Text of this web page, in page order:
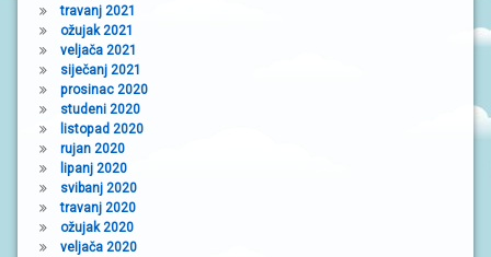
travanj 2021
ožujak 2021
veljača 2021
siječanj 2021
prosinac 2020
studeni 2020
listopad 2020
rujan 2020
lipanj 2020
svibanj 2020
travanj 2020
ožujak 2020
veljača 2020